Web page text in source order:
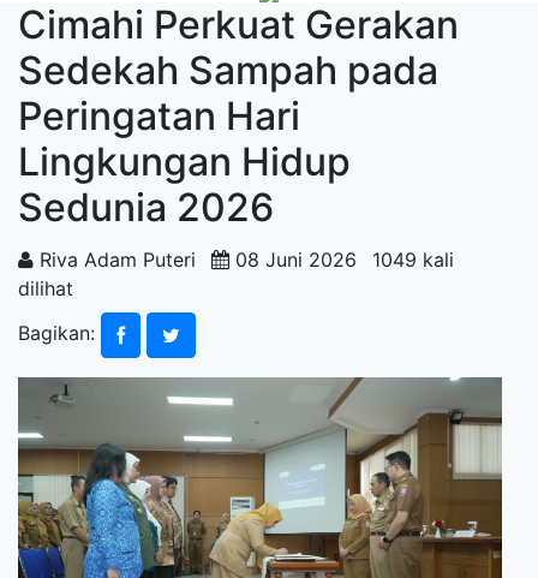
Cimahi Perkuat Gerakan
Sedekah Sampah pada
Peringatan Hari
Lingkungan Hidup
Sedunia 2026
Riva Adam Puteri 08 Juni 2026
1049 kali
dilihat
Bagikan: